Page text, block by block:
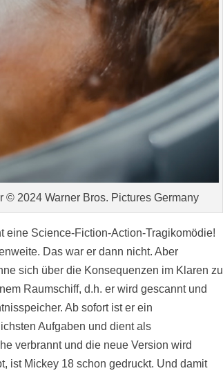
© 2024 Warner Bros. Pictures Germany
eine Science-Fiction-Action-Tragikomödie!
Das war er dann nicht. Aber
sich über die Konsequenzen im Klaren zu
Raumschiff, d.h. er wird gescannt und
Ab sofort ist er ein
Aufgaben und dient als
verbrannt und die neue Version wird
ist Mickey 18 schon gedruckt. Und damit